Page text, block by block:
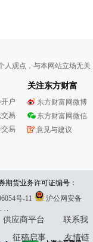
人观点，与本网站立场无
户
易
易
关注东方财富
东方财富网微博
东方财富网微信
意见与建议
期货业务许可证编号：
举报邮箱：
号-11
沪公网安备
:4000300059/952500
供应商平台
联系我
征稿启事
友情链